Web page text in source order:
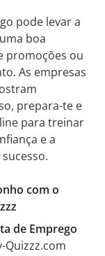
pode levar a
boa
promoções ou
As empresas
prepara-te e
para treinar
e a
com o
de Emprego
Quizzz.com